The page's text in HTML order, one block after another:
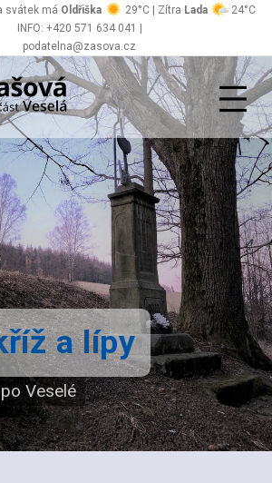
INFO: +420 571 634 041 |
podatelna@zasova.cz
svátek má Oldřiška 29°C | Zítra Lada 24°C
a lípy
Veselé